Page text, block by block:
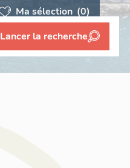
Ma sélection (0)
Lancer la recherche